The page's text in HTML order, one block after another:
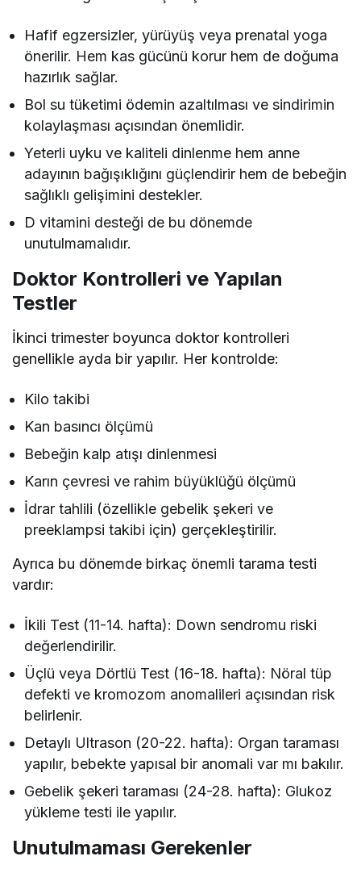
Hafif egzersizler, yürüyüş veya prenatal yoga
önerilir. Hem kas gücünü korur hem de doğuma
hazırlık sağlar.
Bol su tüketimi ödemin azaltılması ve sindirimin
kolaylaşması açısından önemlidir.
Yeterli uyku ve kaliteli dinlenme hem anne
adayının bağışıklığını güçlendirir hem de bebeğin
sağlıklı gelişimini destekler.
D vitamini desteği de bu dönemde
unutulmamalıdır.
Doktor Kontrolleri ve Yapılan
Testler
İkinci trimester boyunca doktor kontrolleri
genellikle ayda bir yapılır. Her kontrolde:
Kilo takibi
Kan basıncı ölçümü
Bebeğin kalp atışı dinlenmesi
Karın çevresi ve rahim büyüklüğü ölçümü
İdrar tahlili (özellikle gebelik şekeri ve
preeklampsi takibi için) gerçekleştirilir.
Ayrıca bu dönemde birkaç önemli tarama testi
vardır:
İkili Test (11-14. hafta): Down sendromu riski
değerlendirilir.
Üçlü veya Dörtlü Test (16-18. hafta): Nöral tüp
defekti ve kromozom anomalileri açısından risk
belirlenir.
Detaylı Ultrason (20-22. hafta): Organ taraması
yapılır, bebekte yapısal bir anomali var mı bakılır.
Gebelik şekeri taraması (24-28. hafta): Glukoz
yükleme testi ile yapılır.
Unutulmaması Gerekenler